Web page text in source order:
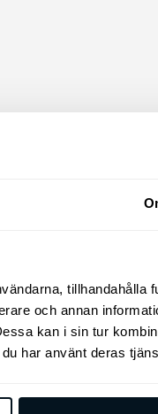
tillhandahålla
och annan
kan i sin tur
har använt deras
e-